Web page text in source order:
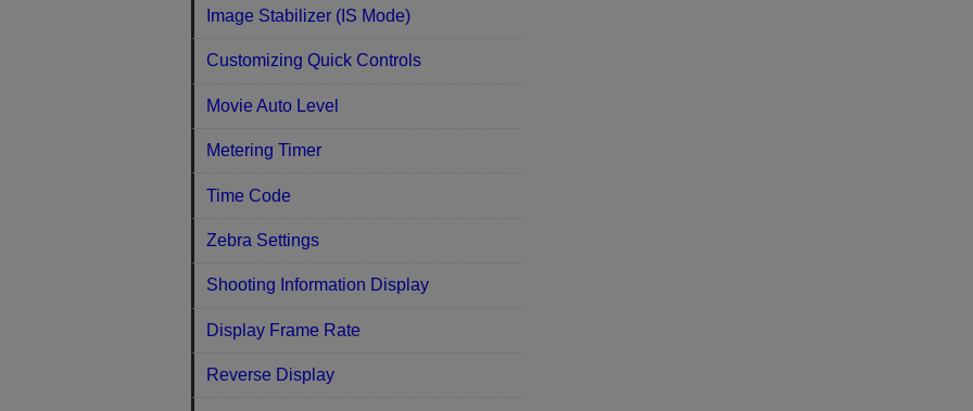
Image Stabilizer (IS Mode)
Customizing Quick Controls
Movie Auto Level
Metering Timer
Time Code
Zebra Settings
Shooting Information Display
Display Frame Rate
Reverse Display